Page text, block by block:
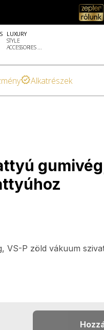
LUXURY
STYLE
ACCESSORIES ...
Alkatrészek
VS-P zöld vákuum